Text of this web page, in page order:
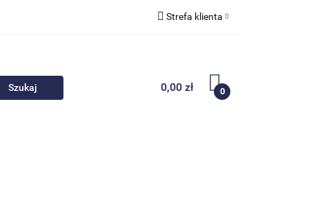
Strefa klienta
Zarejestruj się
Dodaj zgłoszenie
0,00 zł 0